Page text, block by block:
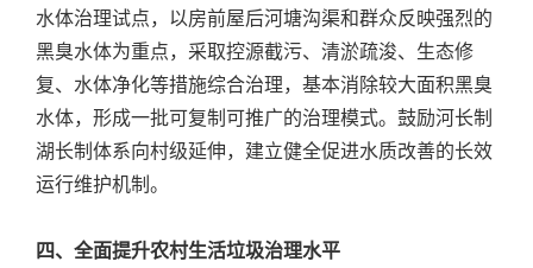
水体治理试点，以房前屋后河塘沟渠和群众反映强烈的
黑臭水体为重点，采取控源截污、清淤疏浚、生态修
复、水体净化等措施综合治理，基本消除较大面积黑臭
水体，形成一批可复制可推广的治理模式。鼓励河长制
湖长制体系向村级延伸，建立健全促进水质改善的长效
运行维护机制。
四、全面提升农村生活垃圾治理水平